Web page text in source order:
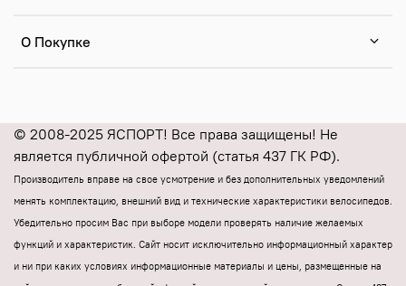
О Покупке
© 2008-2025 ЯСПОРТ! Все права защищены! Не
является публичной офертой (статья 437 ГК РФ).
Производитель вправе на свое усмотрение и без дополнительных уведомлений
менять комплектацию, внешний вид и технические характеристики велосипедов.
Убедительно просим Вас при выборе модели проверять наличие желаемых
функций и характеристик. Cайт носит исключительно информационный характер
и ни при каких условиях информационные материалы и цены, размещенные на